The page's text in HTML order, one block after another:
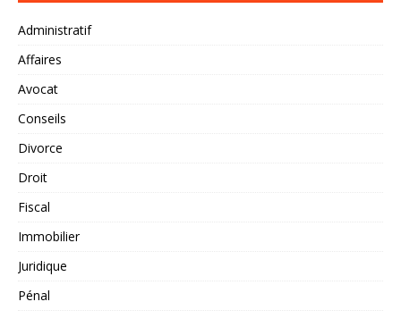
Administratif
Affaires
Avocat
Conseils
Divorce
Droit
Fiscal
Immobilier
Juridique
Pénal